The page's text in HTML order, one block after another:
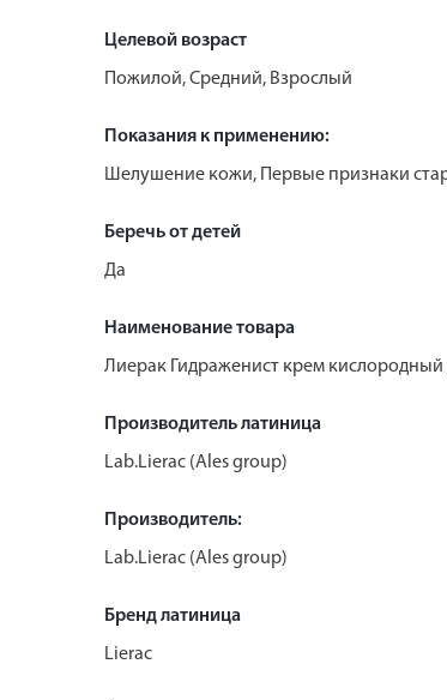
Целевой возраст
Пожилой, Средний, Взрослый
Показания к применению:
Шелушение кожи, Первые признаки
Беречь от детей
Да
Наименование товара
Лиерак Гидраженист крем
Производитель латиница
Lab.Lierac (Ales group)
Производитель:
Lab.Lierac (Ales group)
Бренд латиница
Lierac